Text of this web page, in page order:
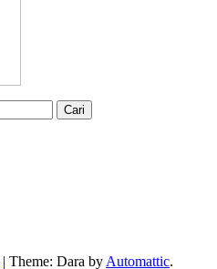
| Theme: Dara by Automattic.